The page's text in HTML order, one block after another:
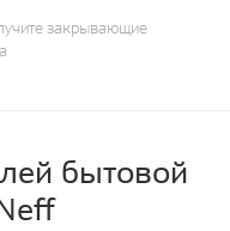
закрывающие
бытовой